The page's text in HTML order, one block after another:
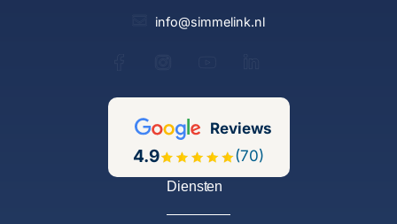
info@simmelink.nl
Reviews
4.9 (70)
Diensten